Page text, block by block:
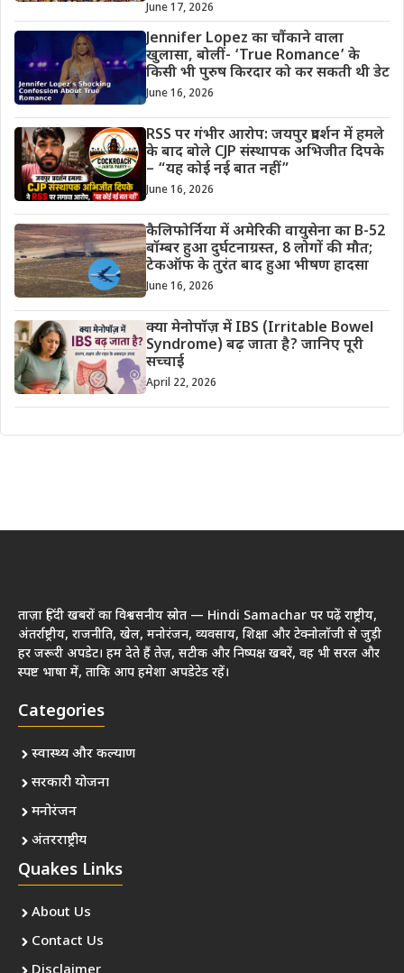
June 17, 2026
Jennifer Lopez का चौंकाने वाला
खुलासा, बोलीं- ‘True Romance’ के
किसी भी पुरुष किरदार को कर सकती थी डेट
June 16, 2026
RSS पर गंभीर आरोप: जयपुर प्रदर्शन में हमले
के बाद बोले CJP संस्थापक अभिजीत दिपके
– “यह कोई नई बात नहीं”
June 16, 2026
कैलिफोर्निया में अमेरिकी वायुसेना का B-52
बॉम्बर हुआ दुर्घटनाग्रस्त, 8 लोगों की मौत;
टेकऑफ के तुरंत बाद हुआ भीषण हादसा
June 16, 2026
क्या मेनोपॉज़ में IBS (Irritable Bowel
Syndrome) बढ़ जाता है? जानिए पूरी
सच्चाई
April 22, 2026
ताज़ा हिंदी खबरों का विश्वसनीय स्रोत — Hindi Samachar पर पढ़ें राष्ट्रीय,
अंतर्राष्ट्रीय, राजनीति, खेल, मनोरंजन, व्यवसाय, शिक्षा और टेक्नोलॉजी से जुड़ी
हर जरूरी अपडेट। हम देते हैं तेज़, सटीक और निष्पक्ष खबरें, वह भी सरल और
स्पष्ट भाषा में, ताकि आप हमेशा अपडेटेड रहें।
Categories
स्वास्थ्य और कल्याण
सरकारी योजना
मनोरंजन
अंतरराष्ट्रीय
Quakes Links
About Us
Contact Us